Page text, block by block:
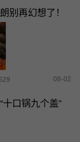
别再幻想了！
08-02
口锅九个盖”